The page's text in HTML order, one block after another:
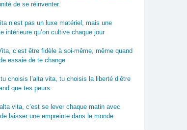
de se réinventer.
n’est pas un luxe matériel, mais une
intérieure qu’on cultive chaque jour
c’est être fidèle à soi-même, même quand
essaie de te change
choisis l’alta vita, tu choisis la liberté d’être
que tes peurs.
vita, c’est se lever chaque matin avec
de laisser une empreinte dans le monde